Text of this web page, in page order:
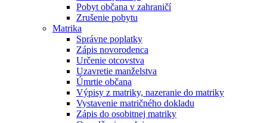
Pobyt občana v zahraničí
Zrušenie pobytu
Matrika
Správne poplatky
Zápis novorodenca
Určenie otcovstva
Uzavretie manželstva
Úmrtie občana
Výpisy z matriky, nazeranie do matriky
Vystavenie matričného dokladu
Zápis do osobitnej matriky